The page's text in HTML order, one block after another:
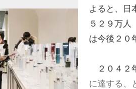
よると、日
５２９万人
は今後２０
２０４２
に達する、